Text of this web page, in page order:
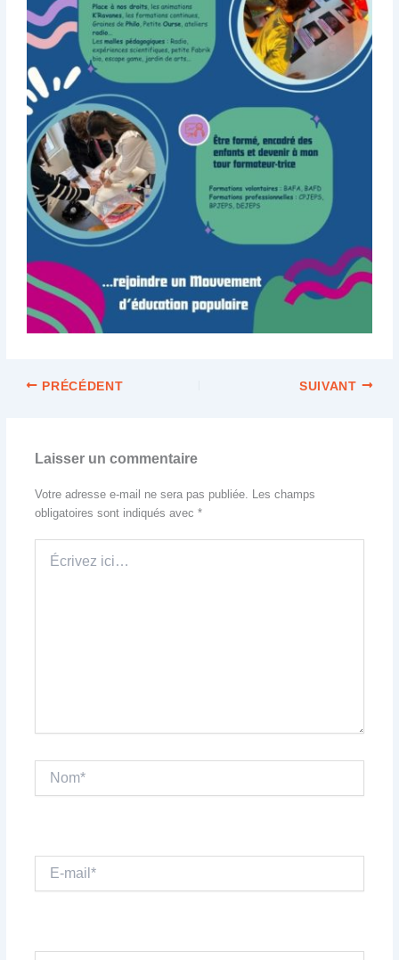
PRÉCÉDENT SUIVANT
Laisser un commentaire
Votre adresse e-mail ne sera pas publiée. Les champs
obligatoires sont indiqués avec *
ici…
mail*